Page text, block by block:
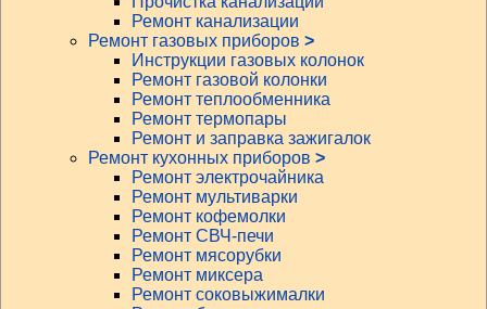
Ремонт канализации
Ремонт газовых приборов >
Инструкции газовых колонок
Ремонт газовой колонки
Ремонт теплообменника
Ремонт термопары
Ремонт и заправка зажигалок
Ремонт кухонных приборов >
Ремонт электрочайника
Ремонт мультиварки
Ремонт кофемолки
Ремонт СВЧ-печи
Ремонт мясорубки
Ремонт миксера
Ремонт соковыжималки